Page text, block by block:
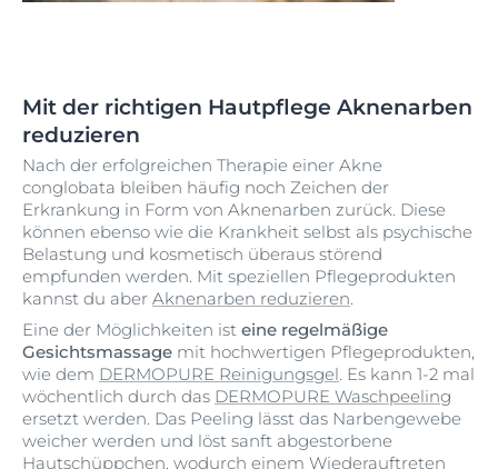
Mit der richtigen Hautpflege Aknenarben
reduzieren
Nach der erfolgreichen Therapie einer Akne
conglobata bleiben häufig noch Zeichen der
Erkrankung in Form von Aknenarben zurück. Diese
können ebenso wie die Krankheit selbst als psychische
Belastung und kosmetisch überaus störend
empfunden werden. Mit speziellen Pflegeprodukten
kannst du aber Aknenarben reduzieren.
Eine der Möglichkeiten ist eine regelmäßige
Gesichtsmassage mit hochwertigen Pflegeprodukten,
wie dem DERMOPURE Reinigungsgel. Es kann 1-2 mal
wöchentlich durch das DERMOPURE Waschpeeling
ersetzt werden. Das Peeling lässt das Narbengewebe
weicher werden und löst sanft abgestorbene
Hautschüppchen, wodurch einem Wiederauftreten